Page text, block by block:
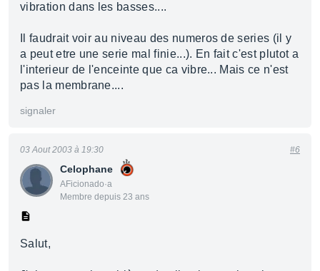
vibration dans les basses....
Il faudrait voir au niveau des numeros de series (il y
a peut etre une serie mal finie...). En fait c'est plutot a
l'interieur de l'enceinte que ca vibre... Mais ce n'est
pas la membrane....
signaler
Celophane
AFicionado·a
Membre depuis 23 ans
03 Aout 2003 à 19:30 #6
Salut,